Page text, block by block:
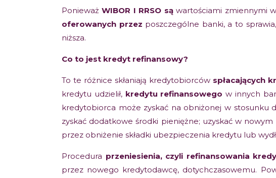
PonieważWIBOR I RRSO sąwartościami zmiennymi
oferowanych przez poszczególne banki, a to
niższa.
Co to jest kredyt refinansowy?
To te różnice skłaniają kredytobiorców spłacających
kredytu udzielił, kredytu refinansowegow innych
kredytobiorca może zyskać na obniżonej w stosunku
zyskać dodatkowe środki pieniężne; uzyskać w
przez obniżenie składki ubezpieczenia kredytu lub
Procedura przeniesienia, czyli refinansowania
przez nowego kredytodawcę, dotychczasowemu.